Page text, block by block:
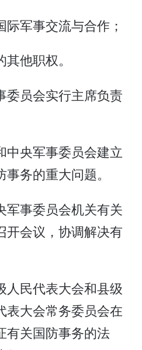
际军事交流与合作；
他职权。
员会实行主席负责
央军事委员会建立
务的重大问题。
军事委员会机关有关
开会议，协调解决有
民代表大会和县级
表大会常务委员会在
有关国防事务的法